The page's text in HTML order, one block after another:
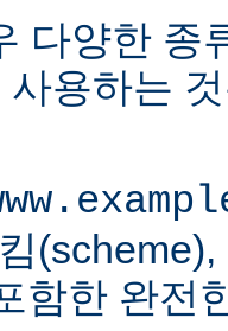
다양한 종
사용하는
함한 완전